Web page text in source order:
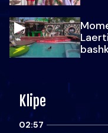
Klipe
02:57